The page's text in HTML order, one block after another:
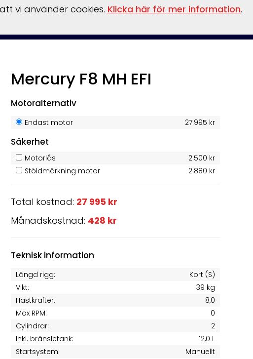
Om
Mercury F8 MH EFI
Motoralternativ
Endast motor 27.995 kr
Säkerhet
Motorlås
2.500 kr
Stöldmärkning motor
2.880 kr
Total kostnad: 27 995 kr
Månadskostnad: 428 kr
Teknisk information
Längd rigg:
Kort (S)
Vikt:
39 kg
Hästkrafter:
8,0
Max RPM:
0
Cylindrar:
2
Inkl. bränsletank:
12,0 L
Startsystem:
Manuellt
vi använder cookies. Klicka här för mer information.